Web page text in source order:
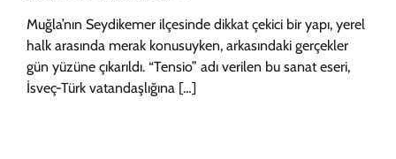
Muğla’nın Seydikemer ilçesinde dikkat çekici bir yapı, yerel
halk arasında merak konusuyken, arkasındaki gerçekler
gün yüzüne çıkarıldı. “Tensio” adı verilen bu sanat eseri,
İsveç-Türk vatandaşlığına […]